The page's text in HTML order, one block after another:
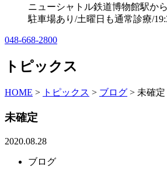
ニューシャトル鉄道博物館駅か
駐車場あり/土曜日も通常診療/
048-668-2800
トピックス
HOME > トピックス > ブログ > 未確定
未確定
2020.08.28
ブログ